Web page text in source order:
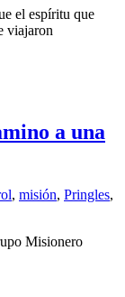
el espíritu que
viajaron
a una
, misión, Pringles,
Misionero